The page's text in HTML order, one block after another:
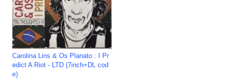
Carolina Lins & Os Planato : I Pr
edict A Riot - LTD (7inch+DL cod
e)